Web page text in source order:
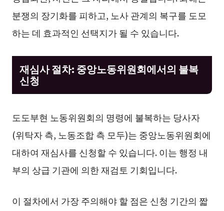
분쟁의 장기화를 피하고, 노사 관계의 복구를 도모
하는 데 효과적인 선택지가 될 수 있습니다.
재심사 절차: 중앙노동위원회에서의 불복
신청
도도부현 노동위원회의 명령에 불복하는 당사자
(위탁자 측, 노동조합 측 모두)는 중앙노동위원회에
대하여 재심사를 신청할 수 있습니다. 이는 행정 내
부의 상급 기관에 의한 재검토 기회입니다.
이 절차에서 가장 주의해야 할 점은 신청 기간의 짧